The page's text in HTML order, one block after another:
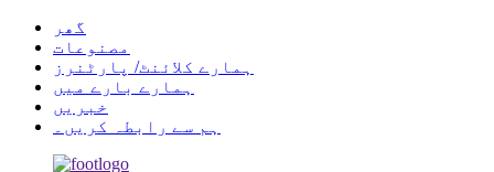
گھر
مصنوعات
ہمارے کلائنٹ/ پارٹنرز
ہمارے بارے میں
خبریں
ہم سے رابطہ کریں۔